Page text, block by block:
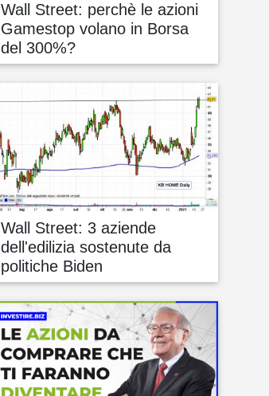
Wall Street: perchè le azioni
Gamestop volano in Borsa
del 300%?
Wall Street: 3 aziende
dell'edilizia sostenute da
politiche Biden